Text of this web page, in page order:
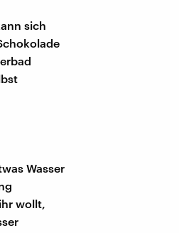
sich
Wasser
wollt,